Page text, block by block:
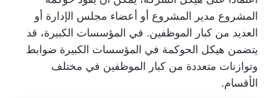
المشروع مدير المشروع أو أعضاء مجلس الإدارة أو
العديد من كبار الموظفين. في المؤسسات الكبيرة، قد
يتضمن هيكل الحوكمة في المؤسسات الكبيرة ضوابط
وتوازنات متعددة من كبار الموظفين في مختلف
الأقسام.